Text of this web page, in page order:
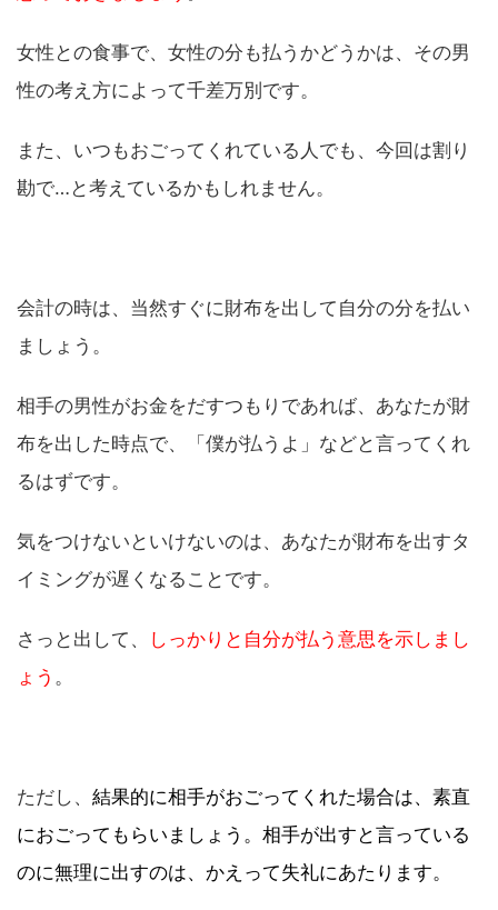
女性との食事で、女性の分も払うかどうかは、その男
性の考え方によって千差万別です。
また、いつもおごってくれている人でも、今回は割り
勘で…と考えているかもしれません。
会計の時は、当然すぐに財布を出して自分の分を払い
ましょう。
相手の男性がお金をだすつもりであれば、あなたが財
布を出した時点で、「僕が払うよ」などと言ってくれ
るはずです。
気をつけないといけないのは、あなたが財布を出すタ
イミングが遅くなることです。
さっと出して、
しっかりと自分が払う意思を示しまし
ょう 。
ただし、 結果的に相手がおごってくれた場合は、素直
におごってもらいましょう。相手が出すと言っている
のに無理に出すのは、かえって失礼にあたります。